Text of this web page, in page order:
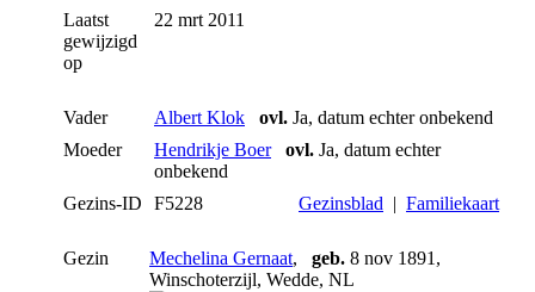
Laatst
gewijzigd
op
22 mrt 2011
Vader Albert Klok ovl. Ja, datum echter onbekend
Moeder
Hendrikje Boer ovl. Ja, datum echter
onbekend
Gezins-ID
F5228 Gezinsblad | Familiekaart
Gezin Mechelina Gernaat, geb. 8 nov 1891,
Winschoterzijl, Wedde, NL